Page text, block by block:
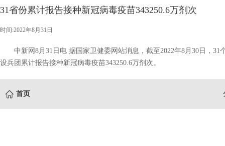
31省份累计报告接种新冠病毒疫苗343250.6万剂次
时间:2022年8月31日
中新网8月31日电 据国家卫健委网站消息，截至2022年8月30日，31
设兵团累计报告接种新冠病毒疫苗343250.6万剂次。
首页